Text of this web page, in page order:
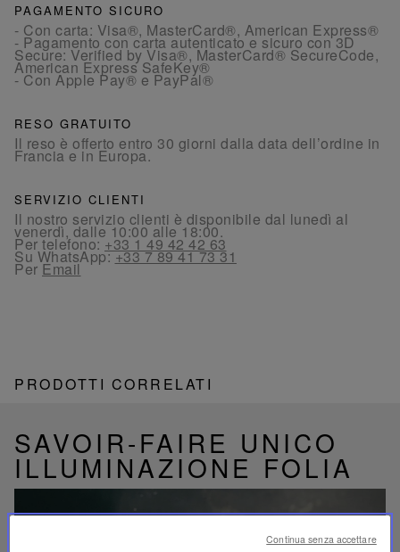
PAGAMENTO SICURO
- Con carta: Visa®, MasterCard®, American Express®
- Pagamento con carta autenticato e sicuro con 3D
Secure: Verified by Visa®, MasterCard® SecureCode,
American Express SafeKey®
- Con Apple Pay® e PayPal®
RESO GRATUITO
Il reso è offerto entro 30 giorni dalla data dell’ordine in
Francia e in Europa.
SERVIZIO CLIENTI
Il nostro servizio clienti è disponibile dal lunedì al
venerdì, dalle 10:00 alle 18:00.
Per telefono:+33 1 49 42 42 63
Su WhatsApp:+33 7 89 41 73 31
PerEmail
PRODOTTI CORRELATI
SAVOIR-FAIRE UNICO
ILLUMINAZIONE FOLIA
Continua senza accettare